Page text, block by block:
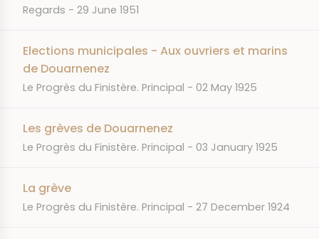
JOURNAL
Regards DATE
29 June 1951
Elections municipales - Aux ouvriers et marins
de Douarnenez
JOURNAL
Le Progrès du Finistère. Principal DATE
02 May 1925
Les grèves de Douarnenez
JOURNAL
Le Progrès du Finistère. Principal DATE
03 January 1925
La grève
JOURNAL
Le Progrès du Finistère. Principal DATE
27 December 1924